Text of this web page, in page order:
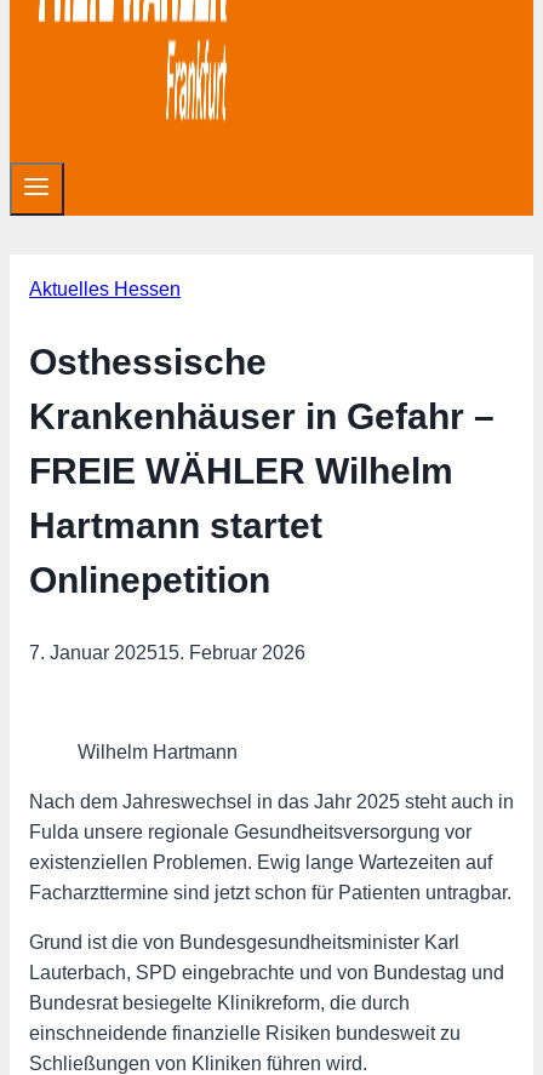
Aktuelles Hessen
Osthessische
Krankenhäuser in Gefahr –
FREIE WÄHLER Wilhelm
Hartmann startet
Onlinepetition
7. Januar 202515. Februar 2026
Wilhelm Hartmann
Nach dem Jahreswechsel in das Jahr 2025 steht auch in
Fulda unsere regionale Gesundheitsversorgung vor
existenziellen Problemen. Ewig lange Wartezeiten auf
Facharzttermine sind jetzt schon für Patienten untragbar.
Grund ist die von Bundesgesundheitsminister Karl
Lauterbach, SPD eingebrachte und von Bundestag und
Bundesrat besiegelte Klinikreform, die durch
einschneidende finanzielle Risiken bundesweit zu
Schließungen von Kliniken führen wird.